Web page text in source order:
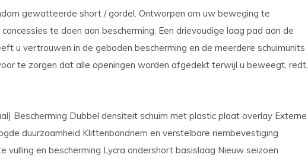
gewatteerde short / gordel. Ontworpen om uw beweging te
te doen aan bescherming. Een drievoudige laag pad aan de
u vertrouwen in de geboden bescherming en de meerdere schuimunits
te zorgen dat alle openingen worden afgedekt terwijl u beweegt, redt,
Bescherming Dubbel densiteit schuim met plastic plaat overlay Externe
duurzaamheid Klittenbandriem en verstelbare riembevestiging
vulling en bescherming Lycra ondershort basislaag Nieuw seizoen